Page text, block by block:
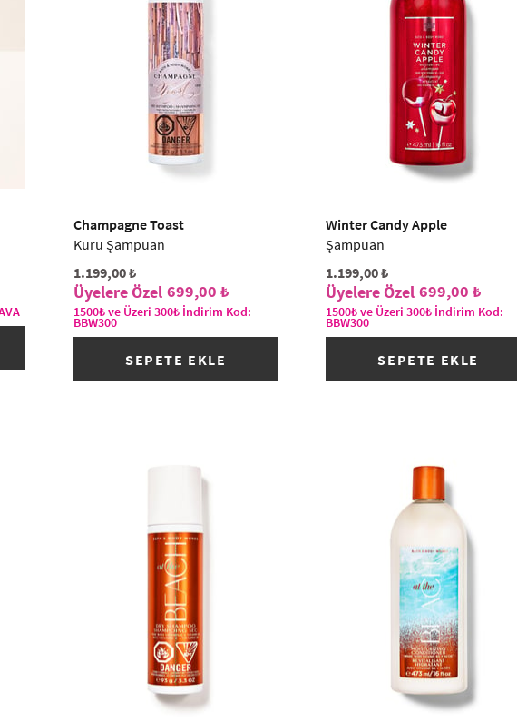
Champagne Toast
Kuru Şampuan
1.199,00 ₺
699,00 ₺
1500₺ ve Üzeri 300₺ İndirim Kod:
BBW300
SEPETE EKLE
Winter Candy Apple
Şampuan
1.199,00 ₺
699,00 ₺
1500₺ ve Üzeri 300₺ İndirim Kod:
BBW300
SEPETE EKLE